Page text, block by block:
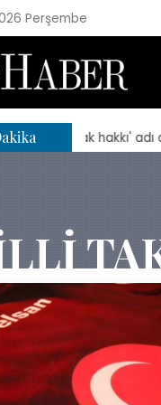
Perşembe
hakkı' adı